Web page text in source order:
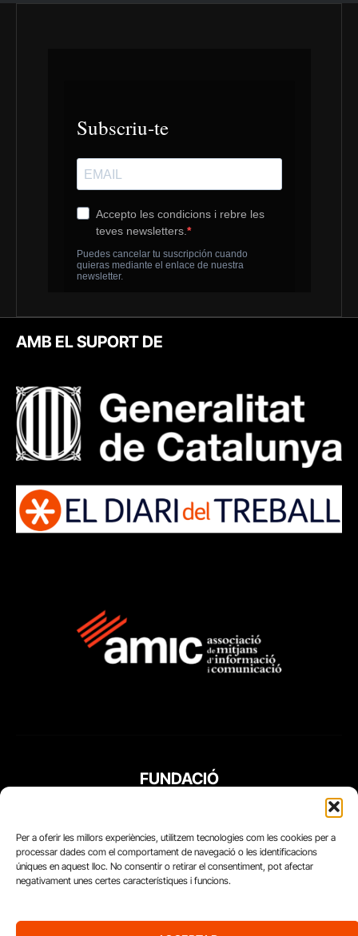
Per a oferir les millors experiències, utilitzem tecnologies com les cookies per a
processar dades com el comportament de navegació o les identificacions
úniques en aquest lloc. No consentir o retirar el consentiment, pot afectar
negativament unes certes característiques i funcions.
AMB EL SUPORT DE
FUNDACIÓ